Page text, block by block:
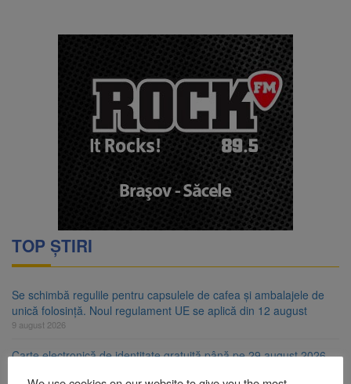
TOP ȘTIRI
Se schimbă regulile pentru capsulele de cafea și ambalajele de
unică folosință. Noul regulament UE se aplică din 12 august
9 august 2026
Carte electronică de identitate gratuită până pe 29 august 2026.